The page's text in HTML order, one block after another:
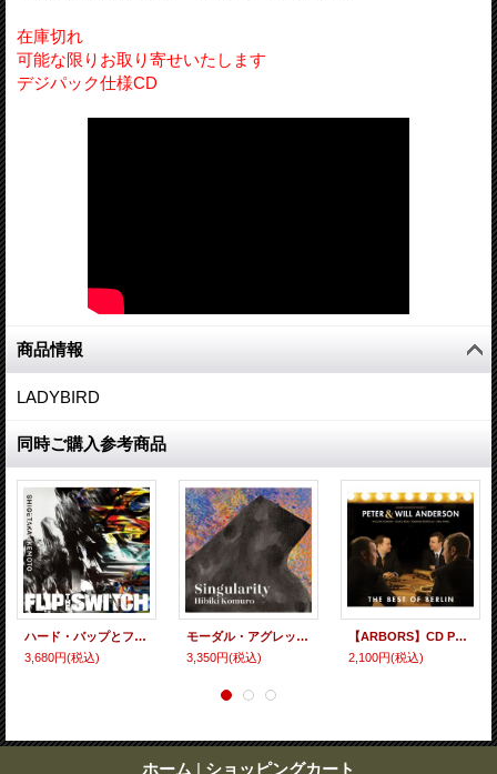
在庫切れ
可能な限りお取り寄せいたします
デジパック仕様CD
商品情報
LADYBIRD
同時ご購入参考商品
ハード・バップとファンクの両面でしっかりとブルースに根ざした粋渋な旨味溢れるトロンボーン&テナーの活躍が超芳醇に冴えた充実吟醸作 国内制作2枚組CD 池本 茂貴 SHIGETAKA IKEMOTO / FLIP THE SWITCH フリップ・ザ・スイッチ
3,680円(税込)
モーダル・アグレッシヴに熱く歯切れよく躍動するパッショネートなピアノ以下、各人の悔いなくダイナミックに歌いスイングする奮戦が眩く煌めいた現代ハード・バップの会心打ライヴ! 国内制作2枚組CD 小室 響 HIBIKI KOMURO / SINGULARITY シンギュラリティ
3,350円(税込)
【ARBORS】CD Peter Anderson & Will Anderson ピーター & ウィル・アンダーソン / The Best Of Berlin
2,100円(税込)
ホーム | ショッピングカート